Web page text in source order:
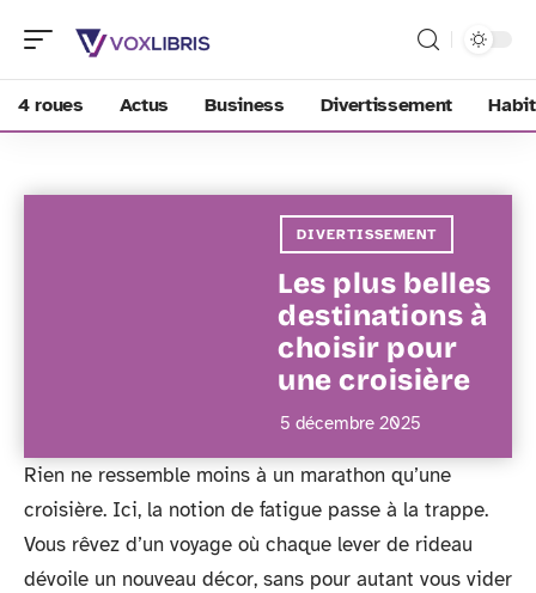
4 roues Actus Business Divertissement
DIVERTISSEMENT
Les plus belles
destinations à
choisir pour
une croisière
5 décembre 2025
Rien ne ressemble moins à un marathon qu’une
croisière. Ici, la notion de fatigue passe à la trappe.
Vous rêvez d’un voyage où chaque lever de rideau
dévoile un nouveau décor, sans pour autant vous vider